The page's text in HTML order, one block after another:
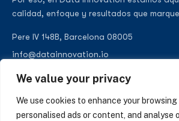
We value your privacy
We use cookies to enhance your
personalised ads or content, and analyse
calidad, enfoque y resultados que
Pere IV 148B, Barcelona 08005
info@datainnovation.io